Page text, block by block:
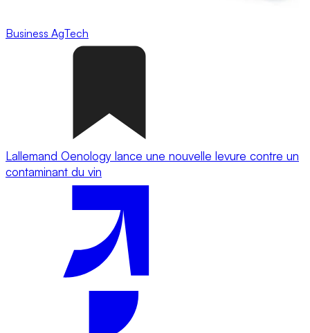
Business AgTech
Lallemand Oenology lance une nouvelle levure contre un
contaminant du vin